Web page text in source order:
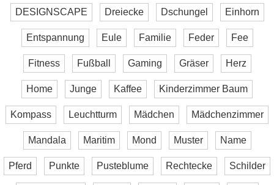
DESIGNSCAPE Dreiecke Dschungel Einhorn
Entspannung Eule Familie Feder Fee
Fitness Fußball Gaming Gräser Herz
Home Junge Kaffee Kinderzimmer Baum
Kompass Leuchtturm Mädchen Mädchenzimmer
Mandala Maritim Mond Muster Name
Pferd Punkte Pusteblume Rechtecke Schilder